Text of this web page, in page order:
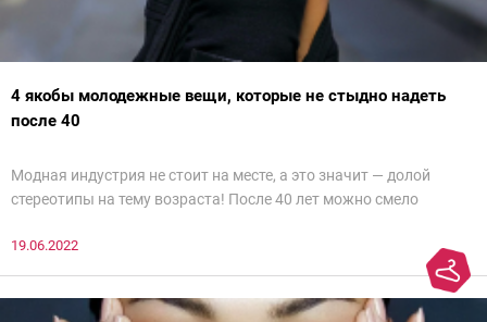
4 якобы молодежные вещи, которые не стыдно надеть
после 40
Модная индустрия не стоит на месте, а это значит — долой
стереотипы на тему возраста! После 40 лет можно смело
что стоит более вдумчиво вписывать их в стильный,
современный образ. Мы внимательно изучили образы женщин
с чувством стиля и готовы рассказать о 4 якобы молодежных
вещах, которые запросто может надеть дама после 40.
19.06.2022